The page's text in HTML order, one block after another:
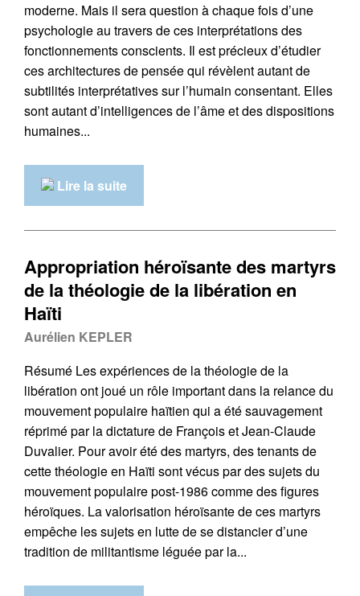
moderne. Mais il sera question à chaque fois d’une
psychologie au travers de ces interprétations des
fonctionnements conscients. Il est précieux d’étudier
ces architectures de pensée qui révèlent autant de
subtilités interprétatives sur l’humain consentant. Elles
sont autant d’intelligences de l’âme et des dispositions
humaines...
Lire la suite
Appropriation héroïsante des martyrs
de la théologie de la libération en
Haïti
Aurélien KEPLER
Résumé Les expériences de la théologie de la
libération ont joué un rôle important dans la relance du
mouvement populaire haïtien qui a été sauvagement
réprimé par la dictature de François et Jean-Claude
Duvalier. Pour avoir été des martyrs, des tenants de
cette théologie en Haïti sont vécus par des sujets du
mouvement populaire post-1986 comme des figures
héroïques. La valorisation héroïsante de ces martyrs
empêche les sujets en lutte de se distancier d’une
tradition de militantisme léguée par la...